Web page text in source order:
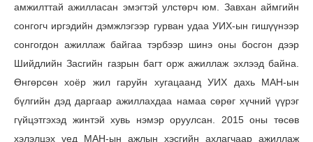
амжилттай ажилласан эмэгтэй улстөрч юм. Завхан аймгийн
сонгогч иргэдийн дэмжлэгээр гурван удаа УИХ-ын гишүүнээр
сонгогдон ажиллаж байгаа тэрбээр шинэ оны босгон дээр
Шийдлийн Засгийн газрын багт орж ажиллаж эхлээд байна.
Өнгөрсөн хоёр жил гаруйн хугацаанд УИХ дахь МАН-ын
бүлгийн дэд даргаар ажиллахдаа намаа сөрөг хүчний үүрэг
гүйцэтгэхэд жинтэй хувь нэмэр оруулсан. 2015 оны төсөв
хэлэлцэх үед МАН-ын ажлын хэсгийн ахлагчаар ажиллаж